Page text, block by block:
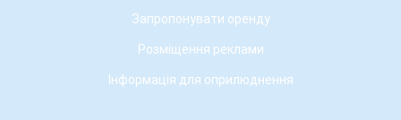
Запропонувати оренду
Розміщення реклами
Інформація для оприлюднення